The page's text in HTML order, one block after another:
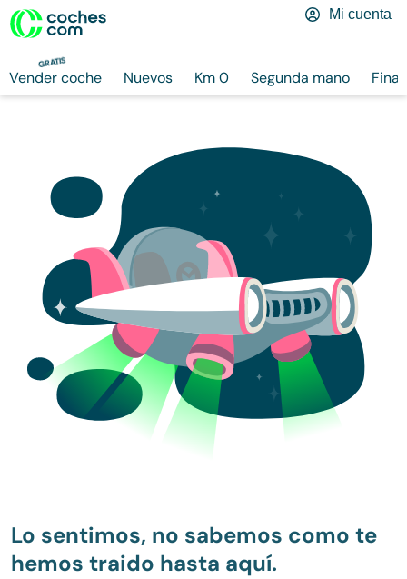
GRATIS
Vender coche Nuevos Km 0 Segunda mano
Mi cuenta
Lo sentimos, no sabemos como te
hemos traido hasta aquí.